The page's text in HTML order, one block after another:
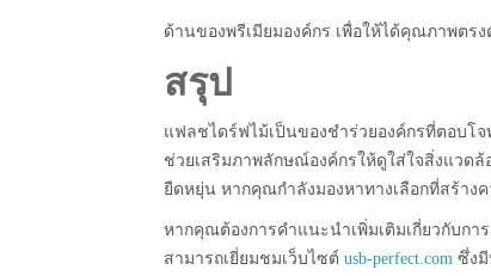
ด้านของพรีเมียมองค์กร เพื่อให้ได้คุณภาพตร
สรุป
แฟลชไดร์ฟไม้เป็นของชำร่วยองค์กรที่ตอบโจ
ช่วยเสริมภาพลักษณ์องค์กรให้ดูใส่ใจสิ่งแวด
ยืดหยุ่น หากคุณกำลังมองหาทางเลือกที่สร้าง
หากคุณต้องการคำแนะนำเพิ่มเติมเกี่ยวกับก
สามารถเยี่ยมชมเว็บไซต์ usb-perfect.com ซึ่งมี